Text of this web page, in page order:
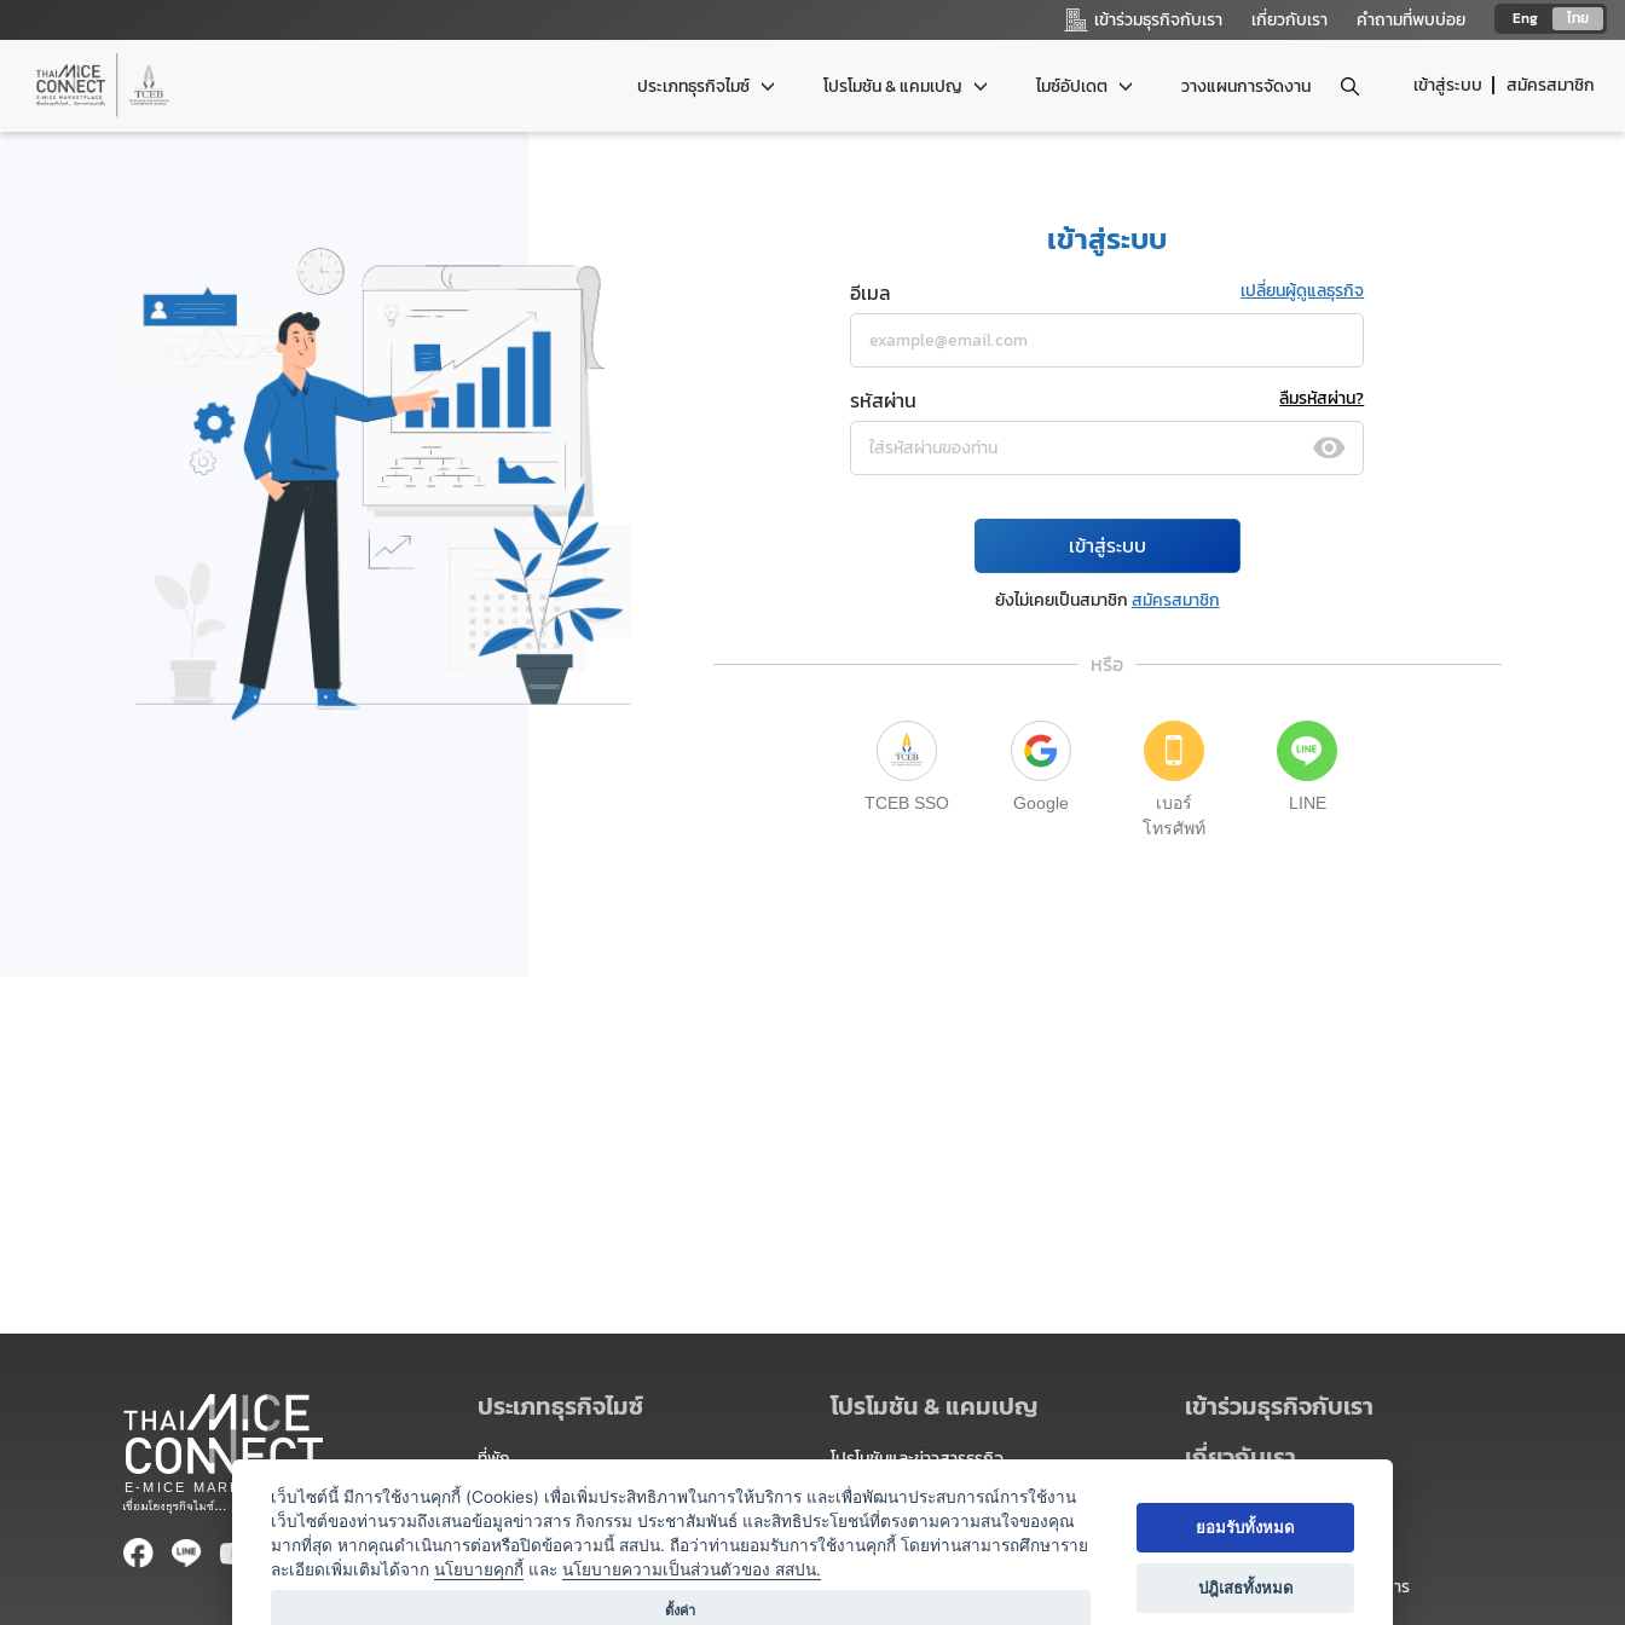
Eng ไทย
เข้าร่วมธุรกิจกับเรา เกี่ยวกับเรา คำถามที่พบบ่อย
เข้าสู่ระบบ สมัครสมาชิก
ประเภทธุรกิจไมซ์ โปรโมชัน & แคมเปญ ไมซ์อัปเดต วางแผนการจัดงาน
เข้าสู่ระบบ
อีเมล เปลี่ยนผู้ดูแลธุรกิจ
รหัสผ่าน ลืมรหัสผ่าน?
เข้าสู่ระบบ
ยังไม่เคยเป็นสมาชิกสมัครสมาชิก
หรือ
TCEB SSO Google
เบอร์
โทรศัพท์
LINE
ประเภทธุรกิจไมซ์
ที่พัก
สถานที่จัดงาน
ท่องเที่ยว / นำเที่ยว
ออแกไนเซอร์
โปรโมชัน & แคมเปญ
โปรโมชันและข่าวสารธุรกิจ
แพ็กเกจ
แคมเปญ
เข้าร่วมธุรกิจกับเรา
เกี่ยวกับเรา
เกี่ยวกับ Thai MICE Connect
นโยบายความเป็นส่วนตัว
ข้อตกลง และเงื่อนไขการใช้บริการ
เว็บไซต์นี้ มีการใช้งานคุกกี้ (Cookies) เพื่อเพิ่มประสิทธิภาพในการให้บริการ และเพื่อพัฒนาประสบการณ์การใช้งาน
เว็บไซต์ของท่านรวมถึงเสนอข้อมูลข่าวสาร กิจกรรม ประชาสัมพันธ์ และสิทธิประโยชน์ที่ตรงตามความสนใจของคุณ
มากที่สุด หากคุณดำเนินการต่อหรือปิดข้อความนี้ สสปน. ถือว่าท่านยอมรับการใช้งานคุกกี้ โดยท่านสามารถศึกษาราย
ละเอียดเพิ่มเติมได้จาก นโยบายคุกกี้ และ นโยบายความเป็นส่วนตัวของ สสปน.
ตั้งค่า
ยอมรับทั้งหมด
ปฎิเสธทั้งหมด